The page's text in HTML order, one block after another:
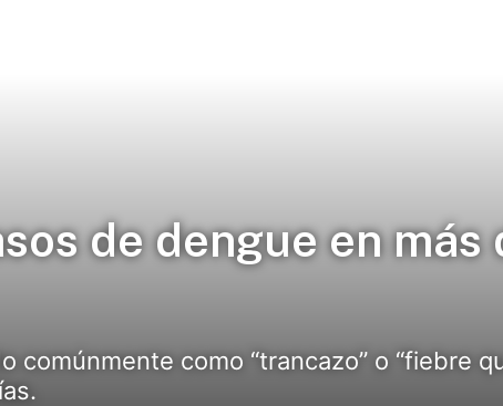
de dengue en más
comúnmente como “trancazo” o “fiebre